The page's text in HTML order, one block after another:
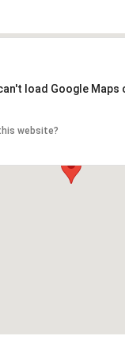
load Google Maps
website?